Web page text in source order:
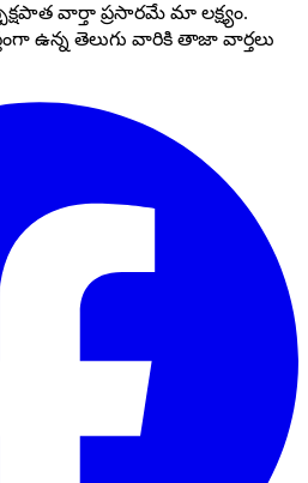
వార్తా ప్రసారమే మా లక్ష్యం.
ఉన్న తెలుగు వారికి తాజా వార్తలు